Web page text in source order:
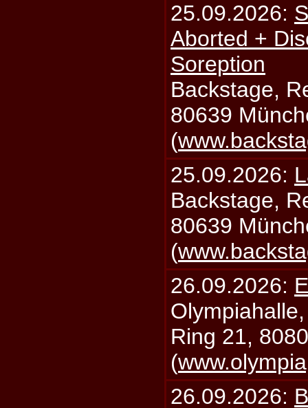
25.09.2026:
Aborted +
Soreption
Backstage,
80639
(
25.09.2026:
Backstage,
80639
(
26.09.2026:
Ring 21,
(
26.09.2026: